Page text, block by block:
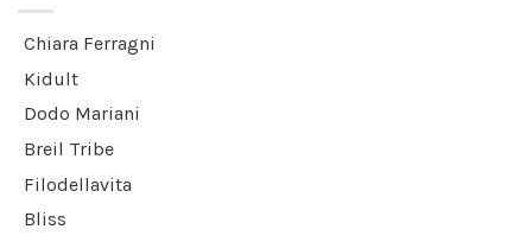
Chiara Ferragni
Kidult
Dodo Mariani
Breil Tribe
Filodellavita
Bliss